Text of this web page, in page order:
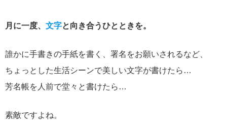
月に一度、 文字と向き合うひとときを。
誰かに手書きの手紙を書く、署名をお願いされるなど、
ちょっとした生活シーンで美しい文字が書けたら…
芳名帳を人前で堂々と書けたら…
素敵ですよね。